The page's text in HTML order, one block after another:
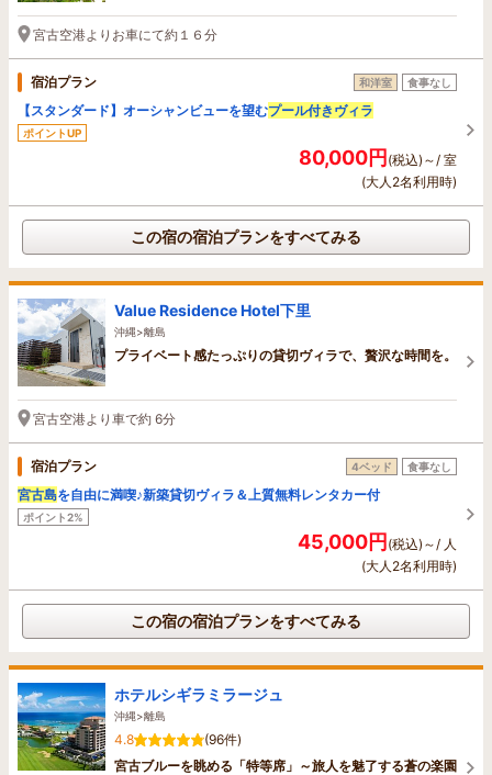
宮古空港よりお車にて約１６分
宿泊プラン 和洋室 食事なし
【スタンダード】オーシャンビューを望むプール付きヴィラ
ポイントUP
80,000円(税込)～/ 室
(大人2名利用時)
この宿の宿泊プランをすべてみる
Value Residence Hotel下里
沖縄>離島
プライベート感たっぷりの貸切ヴィラで、贅沢な時間を。
宮古空港より車で約 6分
宿泊プラン 4ベッド 食事なし
宮古島を自由に満喫♪新築貸切ヴィラ＆上質無料レンタカー付
ポイント2%
45,000円(税込)～/ 人
(大人2名利用時)
この宿の宿泊プランをすべてみる
ホテルシギラミラージュ
沖縄>離島
4.8
(96件)
宮古ブルーを眺める「特等席」～旅人を魅了する蒼の楽園